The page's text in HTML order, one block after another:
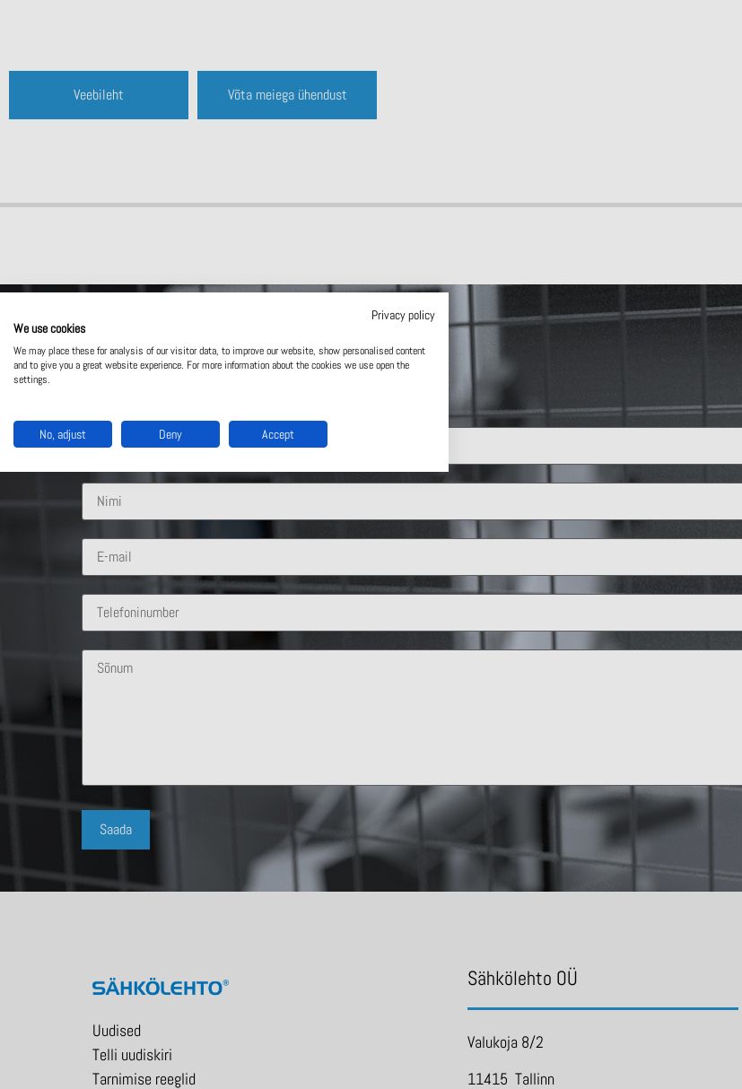
Veebileht Võta meiega ühendust
Võta meiega ühendust
Uudised
Telli uudiskiri
Tarnimise reeglid
Sähkölehto OÜ
Valukoja 8/2
11415 Tallinn
Privacy policy
We use cookies
We may place these for analysis of our visitor data, to improve our website, show personalised content
and to give you a great website experience. For more information about the cookies we use open the
settings.
No, adjust Deny Accept